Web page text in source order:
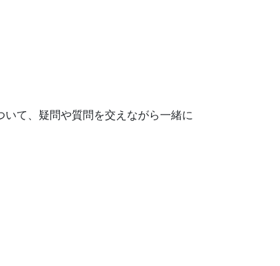
て、疑問や質問を交えながら一緒に